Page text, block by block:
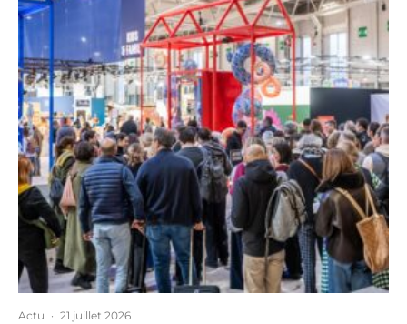
Actu · 21 juillet 2026